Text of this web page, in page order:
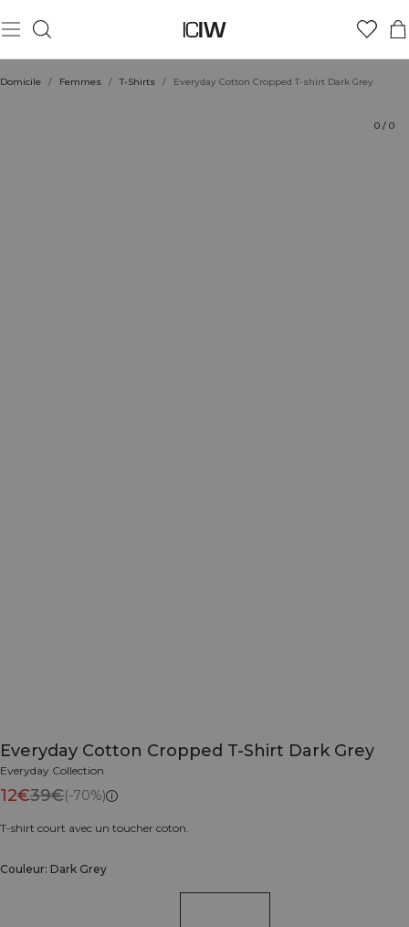
Domicile / Femmes / T-Shirts / Everyday Cotton Cropped T-shirt Dark Grey
0 / 0
Everyday Cotton Cropped T-Shirt Dark Grey
Everyday Collection
12€39€(-70%)
T-shirt court avec un toucher coton.
Couleur: Dark Grey